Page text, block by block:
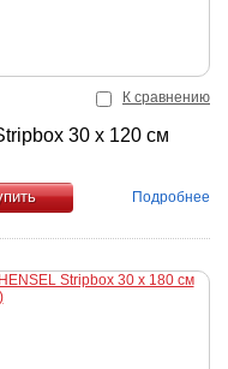
К сравнению
30 x 120 см
Подробнее